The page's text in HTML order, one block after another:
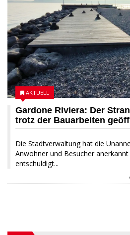
Gardone Riviera: Der
trotz der Bauarbeiten
Die Stadtverwaltung hat die
Anwohner und Besucher
entschuldigt...
AKTUELL